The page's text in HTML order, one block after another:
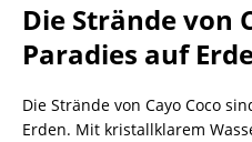
Die Strände von
Paradies auf
Die Strände von Cayo Coco
Erden. Mit kristallklarem